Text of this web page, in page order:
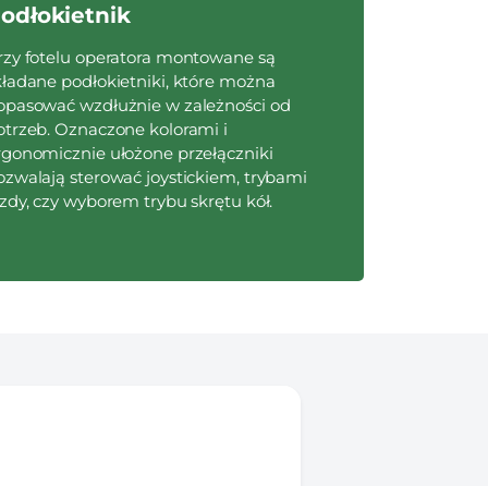
fotelu operatora montowane są
podłokietniki, które można
wzdłużnie w zależności od
Oznaczone kolorami i
ułożone przełączniki
sterować joystickiem, trybami
czy wyborem trybu skrętu kół.